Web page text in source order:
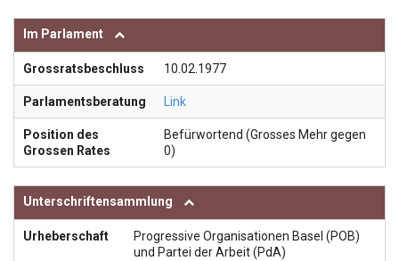
Im Parlament
Grossratsbeschluss 10.02.1977
Parlamentsberatung Link
Position des
Grossen Rates
Befürwortend (Grosses Mehr gegen
0)
Unterschriftensammlung
Urheberschaft
Progressive Organisationen Basel (POB)
und Partei der Arbeit (PdA)